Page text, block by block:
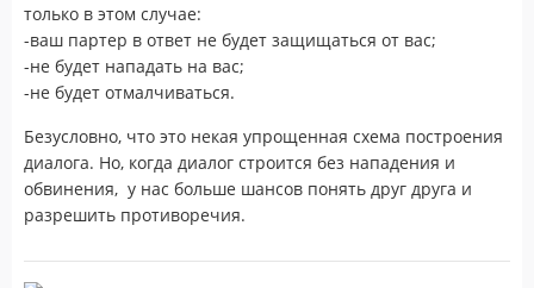
только в этом случае:
-ваш партер в ответ не будет защищаться от вас;
-не будет нападать на вас;
-не будет отмалчиваться.
Безусловно, что это некая упрощенная схема построения
диалога. Но, когда диалог строится без нападения и
обвинения, у нас больше шансов понять друг друга и
разрешить противоречия.